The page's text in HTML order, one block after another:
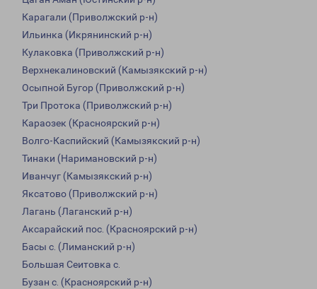
Карагали (Приволжский р-н)
Ильинка (Икрянинский р-н)
Кулаковка (Приволжский р-н)
Верхнекалиновский (Камызякский р-н)
Осыпной Бугор (Приволжский р-н)
Три Протока (Приволжский р-н)
Караозек (Красноярский р-н)
Волго-Каспийский (Камызякский р-н)
Тинаки (Наримановский р-н)
Иванчуг (Камызякский р-н)
Яксатово (Приволжский р-н)
Лагань (Лаганский р-н)
Аксарайский пос. (Красноярский р-н)
Басы с. (Лиманский р-н)
Большая Сеитовка с.
Бузан с. (Красноярский р-н)